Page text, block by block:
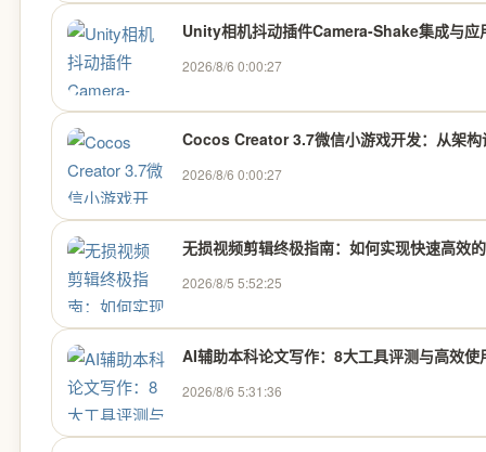
Unity相机抖动插件Camera-Shake集成与应
2026/8/6 0:00:27
Cocos Creator 3.7微信小游戏开发：从架
2026/8/6 0:00:27
无损视频剪辑终极指南：如何实现快速高效
2026/8/5 5:52:25
AI辅助本科论文写作：8大工具评测与高效使
2026/8/6 5:31:36